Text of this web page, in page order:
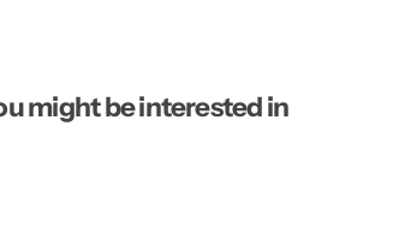
might be interested in